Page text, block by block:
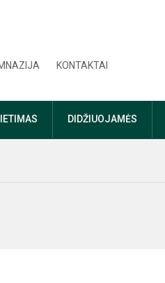
KONTAKTAI
DIDŽIUOJAMĖS